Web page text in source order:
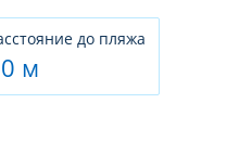
до пляжа
м